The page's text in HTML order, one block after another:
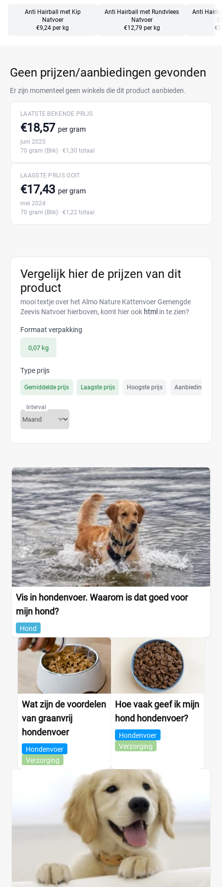
Anti Hairball met Kip
Natvoer
€9,24 per kg
Anti Hairball met Rundvlees
Natvoer
€12,79 per kg
Anti
Geen prijzen/aanbiedingen gevonden
Er zijn momenteel geen winkels die dit product aanbieden.
LAATSTE BEKENDE PRIJS
€18,57 per gram
juni 2025
70 gram (Blik) · €1,30 totaal
LAAGSTE PRIJS OOIT
€17,43 per gram
mei 2024
70 gram (Blik) · €1,22 totaal
Vergelijk hier de prijzen van dit
product
mooi textje over het Almo Nature Kattenvoer Gemengde
Zeevis Natvoer hierboven, komt hier ook html in te zien?
Formaat verpakking
0,07 kg
Type prijs
Gemiddelde prijs Laagste prijs Hoogste prijs Aanbiedings prijs
Interval
Vis in hondenvoer. Waarom is dat goed voor
mijn hond?
Hond
Wat zijn de voordelen
van graanvrij
hondenvoer
Hondenvoer
Verzorging
Hoe vaak geef ik mijn
hond hondenvoer?
Hondenvoer
Verzorging